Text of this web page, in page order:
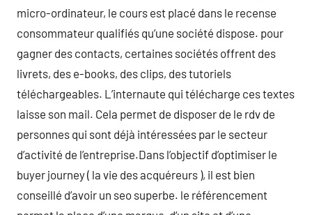
micro-ordinateur, le cours est placé dans le recense
consommateur qualifiés qu’une société dispose. pour
gagner des contacts, certaines sociétés offrent des
livrets, des e-books, des clips, des tutoriels
téléchargeables. L’internaute qui télécharge ces textes
laisse son mail. Cela permet de disposer de le rdv de
personnes qui sont déjà intéressées par le secteur
d’activité de l’entreprise.Dans l’objectif d’optimiser le
buyer journey ( la vie des acquéreurs ), il est bien
conseillé d’avoir un seo superbe. le référencement